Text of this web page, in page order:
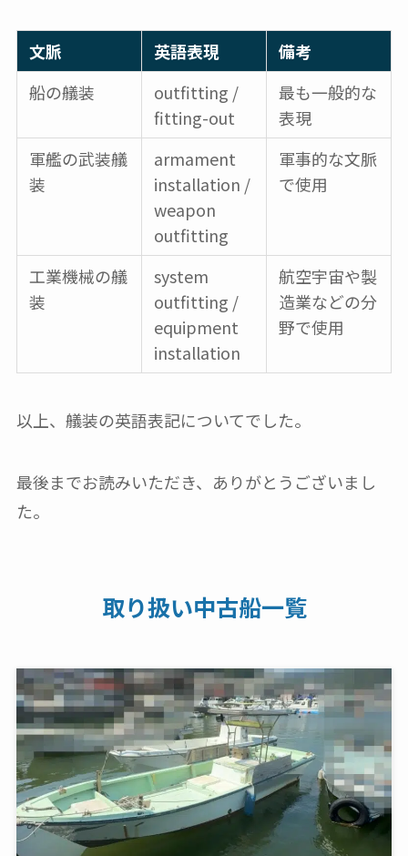
文脈 英語表現
備考
船の艤装
outfitting /
fitting-out
最も一般的な
表現
軍艦の武装艤
装
armament
installation /
weapon
outfitting
軍事的な文脈
で使用
工業機械の艤
装
system
outfitting /
equipment
installation
航空宇宙や製
造業などの分
野で使用
以上、艤装の英語表記についてでした。
最後までお読みいただき、ありがとうございまし
た。
取り扱い中古船一覧